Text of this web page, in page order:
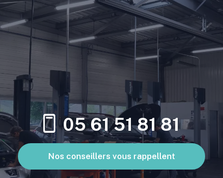
05 61 51 81 81
Nos conseillers vous rappellent